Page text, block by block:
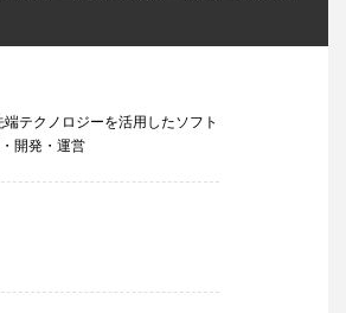
テクノロジーを活用したソフト
開発・運営